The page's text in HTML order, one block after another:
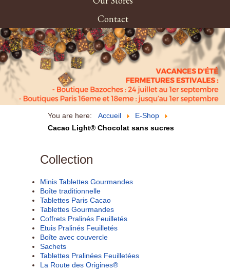
Contact
You are here: Accueil
E-Shop
Cacao Light® Chocolat sans sucres
Collection
Minis Tablettes Gourmandes
Boîte traditionnelle
Tablettes Paris Cacao
Tablettes Gourmandes
Coffrets Pralinés Feuilletés
Etuis Pralinés Feuilletés
Boîte avec couvercle
Sachets
Tablettes Pralinées Feuilletées
La Route des Origines®